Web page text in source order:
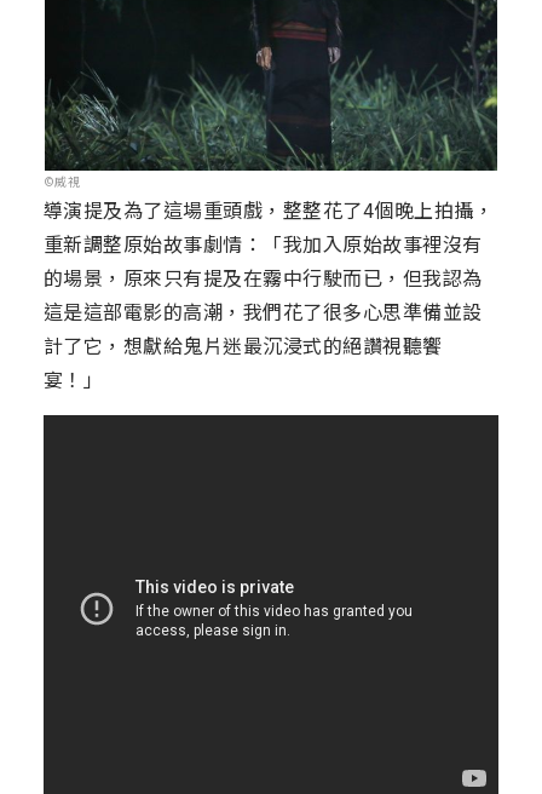
©威視
導演提及為了這場重頭戲，整整花了4個晚上拍攝，
重新調整原始故事劇情：「我加入原始故事裡沒有
的場景，原來只有提及在霧中行駛而已，但我認為
這是這部電影的高潮，我們花了很多心思準備並設
計了它，想獻給鬼片迷最沉浸式的絕讚視聽饗
宴！」